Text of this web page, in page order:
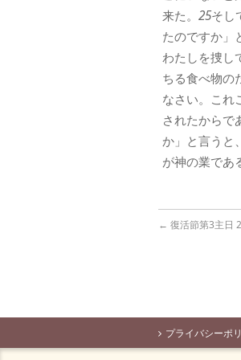
来た。 25そし
たのですか」
わたしを捜し
ちる食べ物の
なさい。これ
されたからで
か」と言うと、
が神の業であ
← 復活節第3主日
プライバシーポ